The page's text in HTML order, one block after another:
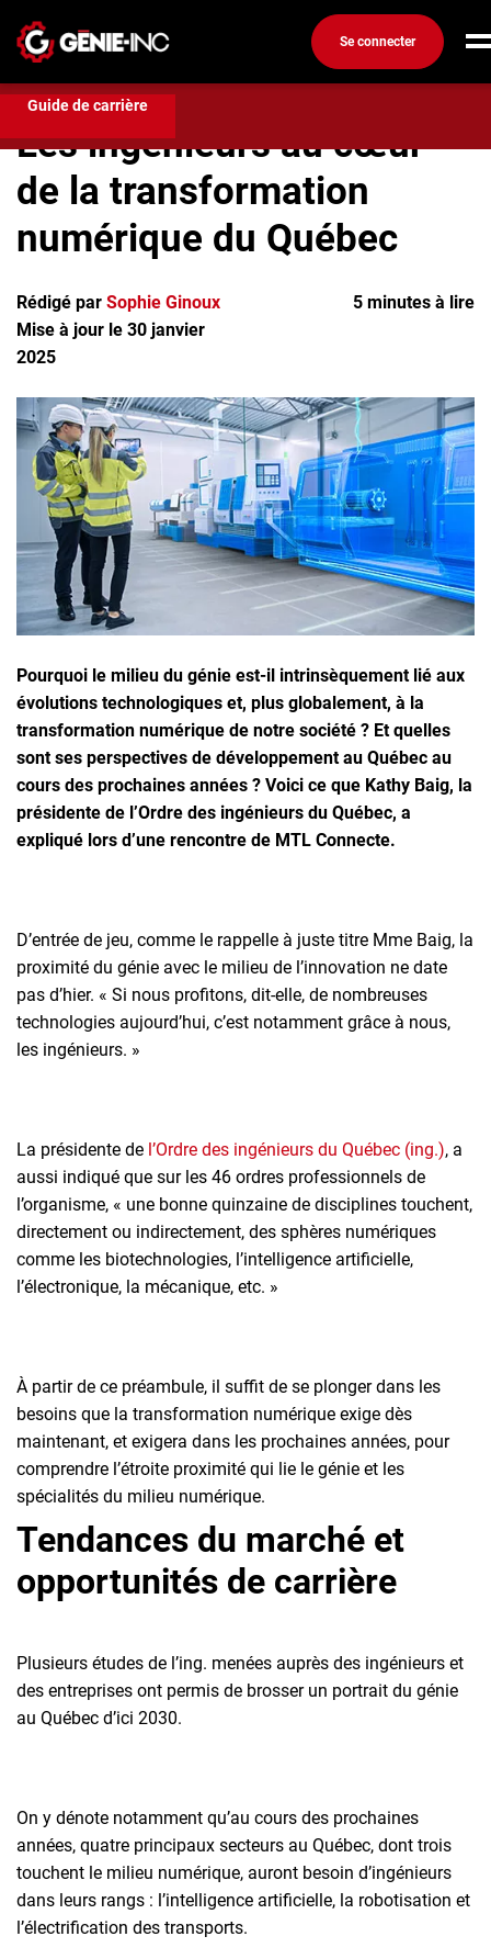
Se connecter
Connexion
Créez un compte
Emplois
Recherchez un emploi
Ma boîte à outils
Conseils carrière
Métiers
Info génie
Nos chroniques
Inscrivez-vous à l'infolettre
Employeurs
Publiez une offre d'emploi
Guide de carrière
Compétences et formation
Les ingénieurs au cœur de la
transformation numérique du Québec
Les ingénieurs au cœur
de la transformation
numérique du Québec
Rédigé par Sophie Ginoux
Mise à jour le 30 janvier
2025
5 minutes à lire
Pourquoi le milieu du génie est-il intrinsèquement lié aux
évolutions technologiques et, plus globalement, à la
transformation numérique de notre société ? Et quelles
sont ses perspectives de développement au Québec au
cours des prochaines années ? Voici ce que Kathy Baig, la
présidente de l’Ordre des ingénieurs du Québec, a
expliqué lors d’une rencontre de MTL Connecte.
D’entrée de jeu, comme le rappelle à juste titre Mme Baig, la
proximité du génie avec le milieu de l’innovation ne date
pas d’hier. « Si nous profitons, dit-elle, de nombreuses
technologies aujourd’hui, c’est notamment grâce à nous,
les ingénieurs. »
La présidente de l’Ordre des ingénieurs du Québec (ing.), a
aussi indiqué que sur les 46 ordres professionnels de
l’organisme, « une bonne quinzaine de disciplines touchent,
directement ou indirectement, des sphères numériques
comme les biotechnologies, l’intelligence artificielle,
l’électronique, la mécanique, etc. »
À partir de ce préambule, il suffit de se plonger dans les
besoins que la transformation numérique exige dès
maintenant, et exigera dans les prochaines années, pour
comprendre l’étroite proximité qui lie le génie et les
spécialités du milieu numérique.
Tendances du marché et
opportunités de carrière
Plusieurs études de l’ing. menées auprès des ingénieurs et
des entreprises ont permis de brosser un portrait du génie
au Québec d’ici 2030.
On y dénote notamment qu’au cours des prochaines
années, quatre principaux secteurs au Québec, dont trois
touchent le milieu numérique, auront besoin d’ingénieurs
dans leurs rangs : l’intelligence artificielle, la robotisation et
l’électrification des transports.